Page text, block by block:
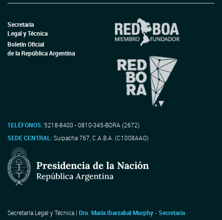
Secretaría
Legal y Técnica
Boletín Oficial
de la República Argentina
TELÉFONOS: 5218-8400 - 0810-345-BORA (2672)
SEDE CENTRAL:Suipacha 767, C.A.B.A. (C1008AAO)
Secretaría Legal y Técnica | Dra. María Ibarzabal Murphy - Secretaria